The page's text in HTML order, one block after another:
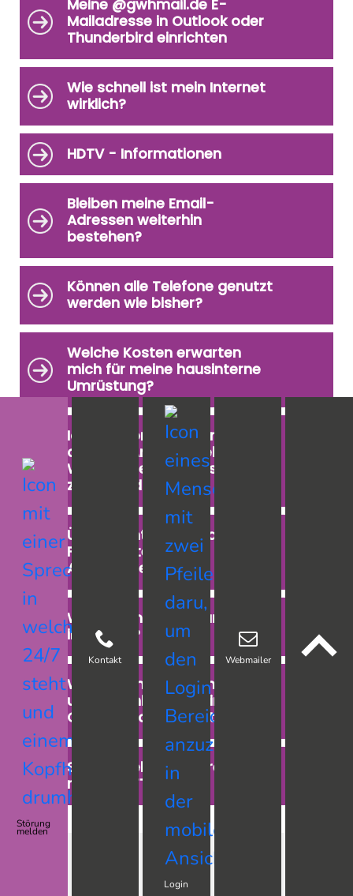
Meine @gwhmail.de E-
Mailadresse in Outlook oder
Thunderbird einrichten
Wie schnell ist mein Internet
wirklich?
HDTV - Informationen
Bleiben meine Email-
Adressen weiterhin
bestehen?
Können alle Telefone genutzt
werden wie bisher?
Welche Kosten erwarten
mich für meine hausinterne
Umrüstung?
Ich bin momentan an einen
anderen Anbieter gebunden.
Wenn ich jetzt unterschreibe,
zahle ich doppelt?
Übernimmt GWHtel die
Formalitäten eines
Anbieterwechsels?
Wo wird mein Hausanschluss
installiert?
Wer hilft mir beim Einrichten
und Anschließen meiner
Geräte und was kostet das?
Schnittstellenbeschreibung
nach § 5 FTEG
Störung
melden
Kontakt
Login
Webmailer